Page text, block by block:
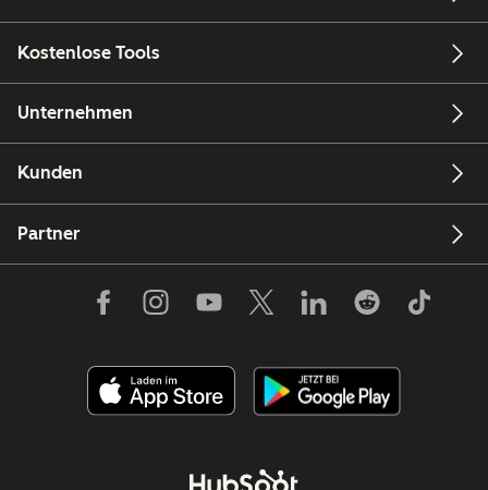
Kostenlose Tools
Unternehmen
Kunden
Partner